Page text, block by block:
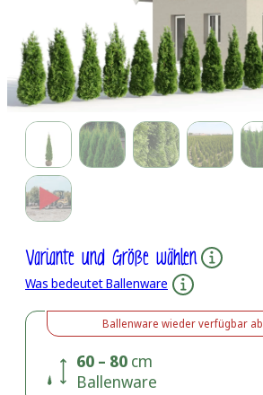
Variante und Größe wählen
Was bedeutet Ballenware
Ballenware wieder verfügbar ab
60 – 80 cm
Ballenware